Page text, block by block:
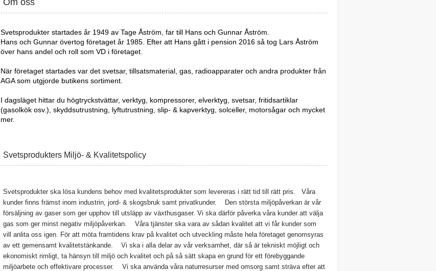
Om oss
Svetsprodukter startades år 1949 av Tage Åström, far till Hans och Gunnar Åström.
Hans och Gunnar övertog företaget år 1985. Efter att Hans gått i pension 2016 så tog Lars Åström
över hans andel och roll som VD i företaget.
När företaget startades var det svetsar, tillsatsmaterial, gas, radioapparater och andra produkter från
AGA som utgjorde butikens sortiment.
I dagsläget hittar du högtryckstvättar, verktyg, kompressorer, elverktyg, svetsar, fritidsartiklar
(gasolkök osv.), skyddsutrustning, lyftutrustning, slip- & kapverktyg, solceller, motorsågar och mycket
mer.
Svetsprodukters Miljö- & Kvalitetspolicy
Svetsprodukter ska lösa kundens behov med kvalitetsprodukter som levereras i rätt tid till rätt pris.
Våra
kunder finns främst inom industrin, jord- & skogsbruk samt privatkunder.
Den största miljöpåverkan är vår
försäljning av gaser som ger upphov till utsläpp av växthusgaser. Vi ska därför påverka våra kunder att välja
gas som ger minst negativ miljöpåverkan.
Våra tjänster ska vara av sådan kvalitet att vi får kunder som
vill anlita oss igen. För att möta framtidens krav på kvalitet och utveckling måste hela företaget genomsyras
av ett gemensamt kvalitetstänkande.
Vi ska i alla delar av vår verksamhet, där så är tekniskt möjligt och
ekonomiskt rimligt, ta hänsyn till miljö och kvalitet och på så sätt skapa en grund för ett förebyggande
miljöarbete och effektivare processer.
Vi ska använda våra naturresurser med omsorg samt sträva efter att